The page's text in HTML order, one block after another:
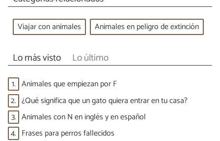
Viajar con animales Animales en peligro de extinción
Lo más visto Lo último
1. Animales que empiezan por F
2. ¿Qué significa que un gato quiera entrar en tu casa?
3. Animales con N en inglés y en español
4. Frases para perros fallecidos